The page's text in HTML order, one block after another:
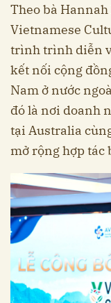
Theo bà
Vietnamese
trình trình diễn
kết nối cộng
Nam ở nước
đó là nơi doanh
tại Australia
mở rộng hợp tác